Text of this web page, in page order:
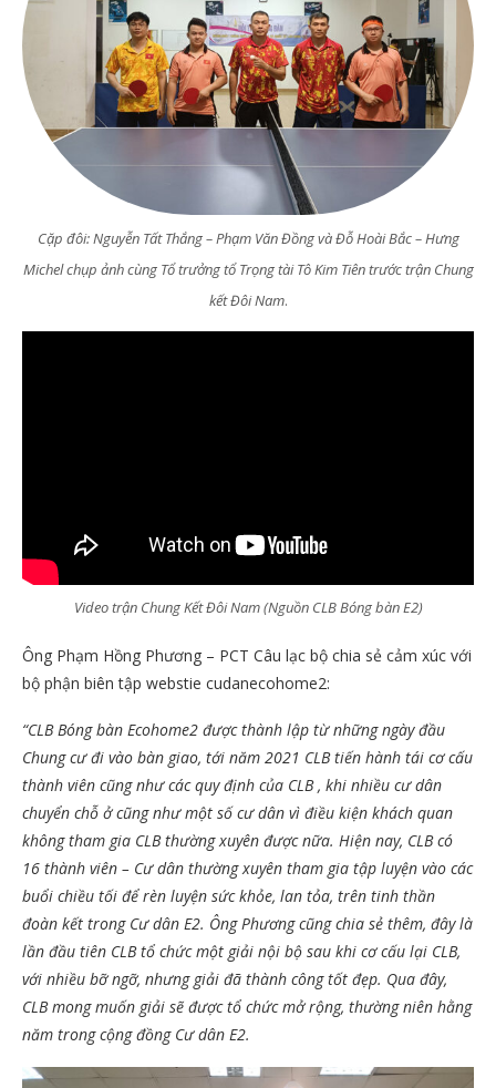
Cặp đôi: Nguyễn Tất Thắng – Phạm Văn Đồng và Đỗ Hoài Bắc – Hưng
Michel chụp ảnh cùng Tổ trưởng tổ Trọng tài Tô Kim Tiên trước trận Chung
kết Đôi Nam.
Video trận Chung Kết Đôi Nam (Nguồn CLB Bóng bàn E2)
Ông Phạm Hồng Phương – PCT Câu lạc bộ chia sẻ cảm xúc với
bộ phận biên tập webstie cudanecohome2:
“CLB Bóng bàn Ecohome2 được thành lập từ những ngày đầu
Chung cư đi vào bàn giao, tới năm 2021 CLB tiến hành tái cơ cấu
thành viên cũng như các quy định của CLB , khi nhiều cư dân
chuyển chỗ ở cũng như một số cư dân vì điều kiện khách quan
không tham gia CLB thường xuyên được nữa. Hiện nay, CLB có
16 thành viên – Cư dân thường xuyên tham gia tập luyện vào các
buổi chiều tối để rèn luyện sức khỏe, lan tỏa, trên tinh thần
đoàn kết trong Cư dân E2. Ông Phương cũng chia sẻ thêm, đây là
lần đầu tiên CLB tổ chức một giải nội bộ sau khi cơ cấu lại CLB,
với nhiều bỡ ngỡ, nhưng giải đã thành công tốt đẹp. Qua đây,
CLB mong muốn giải sẽ được tổ chức mở rộng, thường niên hằng
năm trong cộng đồng Cư dân E2.